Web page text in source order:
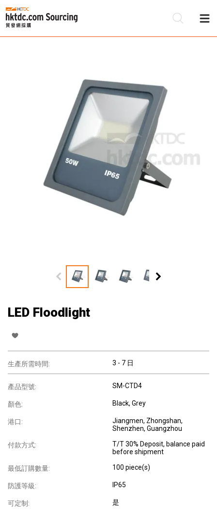
LED Floodlight
生產所需時間: 3 - 7 日
產品型號: SM-CTD4
顏色: Black, Grey
港口:
Jiangmen, Zhongshan,
Shenzhen, Guangzhou
付款方式:
T/T 30% Deposit, balance paid
before shipment
最低訂購數量: 100 piece(s)
防護等級: IP65
可定制: 是